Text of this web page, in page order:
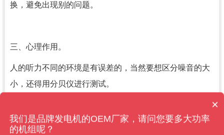
换，避免出现别的问题。
三、心理作用。
人的听力不同的环境是有误差的，当然要想区分噪音的大
小，还得用分贝仪进行测试。
售后维保管多久？
×
我们是品牌发电机的OEM厂家，请问您要多大功率
的机组呢？